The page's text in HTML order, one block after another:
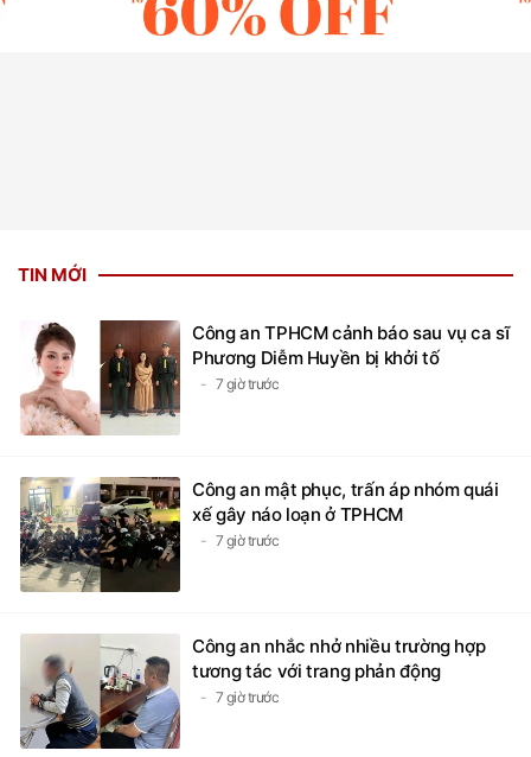
TIN MỚI
Công an TPHCM cảnh báo sau vụ ca sĩ
Phương Diễm Huyền bị khởi tố
7 giờ trước
Công an mật phục, trấn áp nhóm quái
xế gây náo loạn ở TPHCM
7 giờ trước
Công an nhắc nhở nhiều trường hợp
tương tác với trang phản động
7 giờ trước